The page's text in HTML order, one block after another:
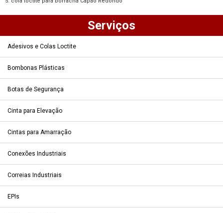
Serviços
Adesivos e Colas Loctite
Bombonas Plásticas
Botas de Segurança
Cinta para Elevação
Cintas para Amarração
Conexões Industriais
Correias Industriais
EPIs